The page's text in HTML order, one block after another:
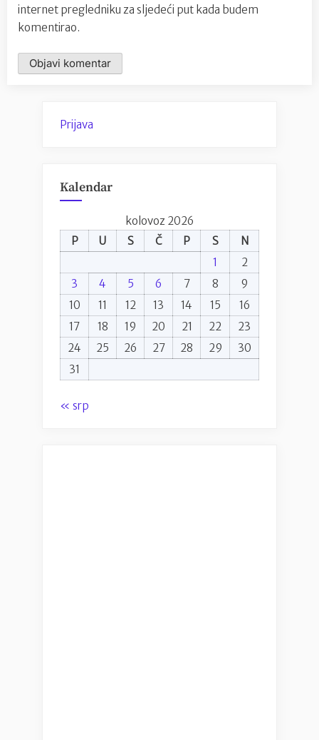
internet pregledniku za sljedeći put kada budem
komentirao.
Prijava
Kalendar
kolovoz 2026
P
U S Č P S
N
1
2
3
4 5 6 7 8
9
10
11 12 13 14 15
16
17
18 19 20 21 22
23
24
25 26 27 28 29
30
31
« srp